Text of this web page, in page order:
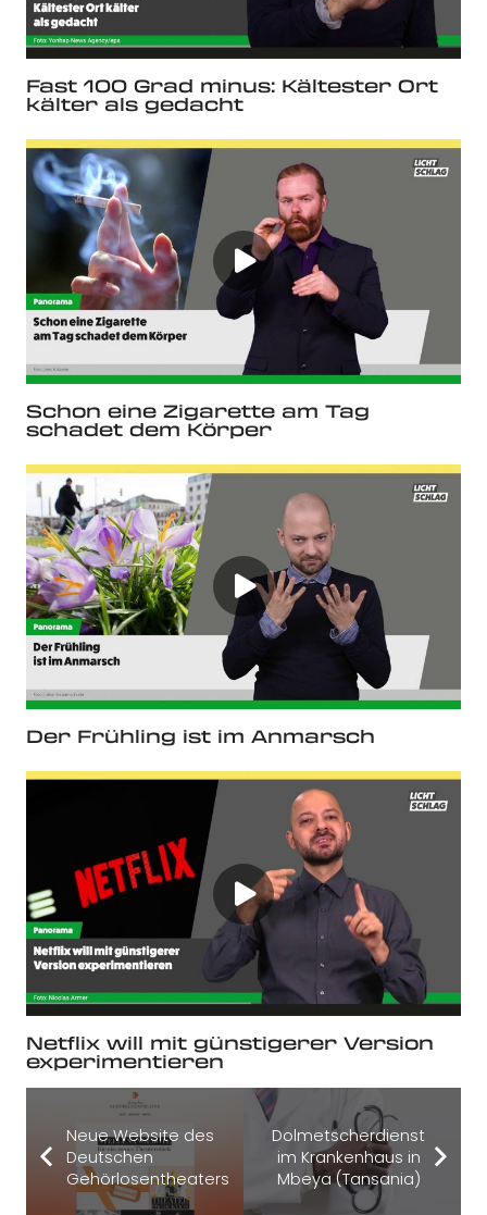
Fast 100 Grad minus: Kältester Ort
kälter als gedacht
Schon eine Zigarette am Tag
schadet dem Körper
Der Frühling ist im Anmarsch
Netflix will mit günstigerer Version
experimentieren
Neue Website des
Deutschen
Gehörlosentheaters
Dolmetscherdienst
im Krankenhaus in
Mbeya (Tansania)